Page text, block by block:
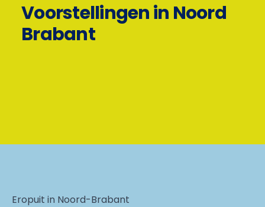
Voorstellingen in Noord
Brabant
Eropuit in Noord-Brabant